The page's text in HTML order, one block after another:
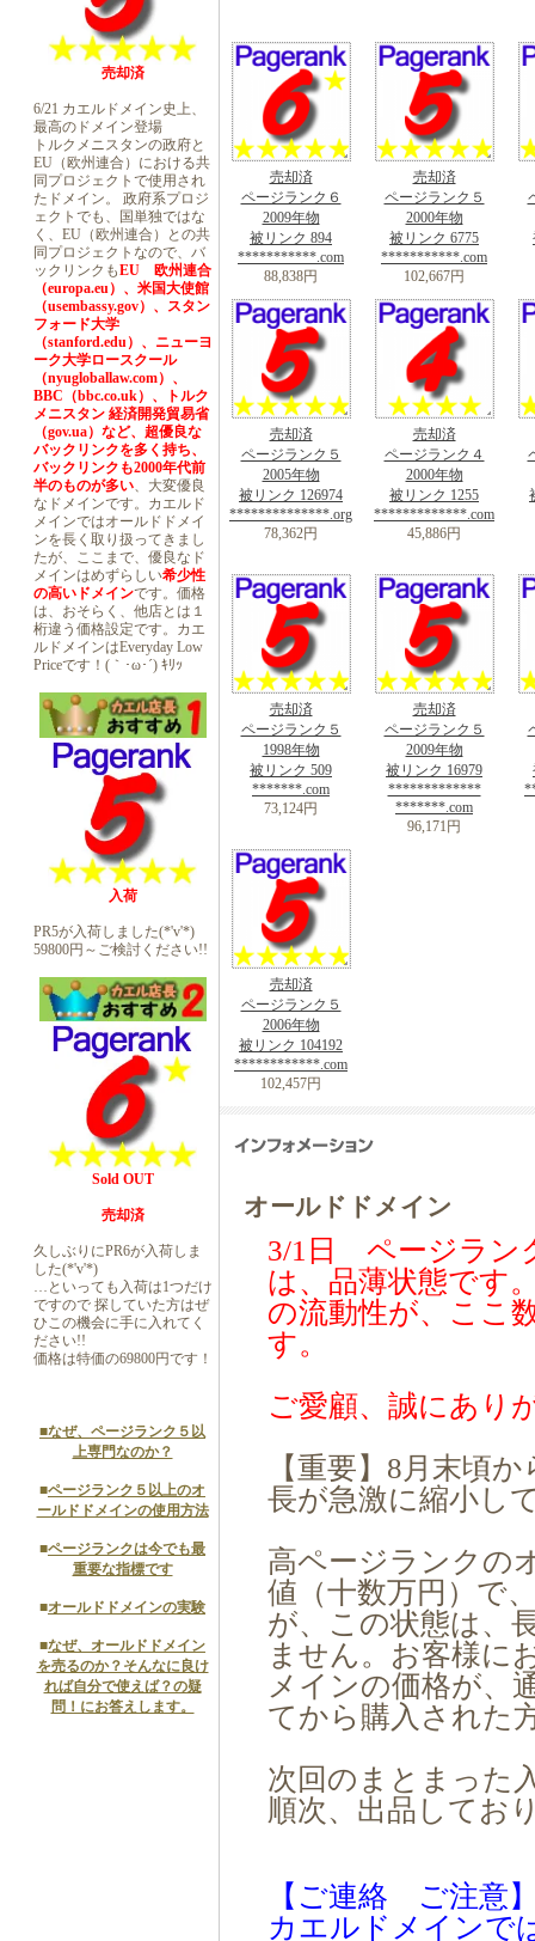
売却済
6/21 カエルドメイン史上、
最高のドメイン登場
トルクメニスタンの政府と
EU（欧州連合）における共
同プロジェクトで使用され
たドメイン。 政府系プロジ
ェクトでも、国単独ではな
く、EU（欧州連合）との共
同プロジェクトなので、バ
ックリンクもEU 欧州連合
（europa.eu）、米国大使館
（usembassy.gov）、スタン
フォード大学
（stanford.edu）、ニューヨ
ーク大学ロースクール
（nyugloballaw.com）、
BBC（bbc.co.uk）、トルク
メニスタン 経済開発貿易省
（gov.ua）など、超優良な
バックリンクを多く持ち、
バックリンクも2000年代前
半のものが多い、大変優良
なドメインです。カエルド
メインではオールドドメイ
ンを長く取り扱ってきまし
たが、ここまで、優良なド
メインはめずらしい希少性
の高いドメインです。価格
は、おそらく、他店とは１
桁違う価格設定です。カエ
ルドメインはEveryday Low
Priceです！(｀･ω･´) ｷﾘｯ
入荷
PR5が入荷しました(*'v'*)
59800円～ご検討ください!!
Sold OUT
売却済
久しぶりにPR6が入荷しま
した(*'v'*)
…といっても入荷は1つだけ
ですので 探していた方はぜ
ひこの機会に手に入れてく
ださい!!
価格は特価の69800円です！
■なぜ、ページランク５以
上専門なのか？
■ページランク５以上のオ
ールドドメインの使用方法
■ページランクは今でも最
重要な指標です
■オールドドメインの実験
■なぜ、オールドドメイン
を売るのか？そんなに良け
れば自分で使えば？の疑
問！にお答えします。
売却済
ページランク６
2009年物
被リンク 894
***********.com
88,838円
売却済
ページランク５
2000年物
被リンク 6775
***********.com
102,667円
売却済
ページランク５
2005年物
被リンク 126974
**************.org
78,362円
売却済
ページランク４
2000年物
被リンク 1255
*************.com
45,886円
売却済
ページランク５
1998年物
被リンク 509
*******.com
73,124円
売却済
ページランク５
2009年物
被リンク 16979
*************
*******.com
96,171円
売却済
ページランク５
2006年物
被リンク 104192
************.com
102,457円
オールドドメイン
3/1日 ページラン
は、品薄状態です
の流動性が、ここ
す。
ご愛顧、誠にあり
【重要】8月末頃
長が急激に縮小し
高ページランクの
値（十数万円）で
が、この状態は、
ません。お客様に
メインの価格が、
てから購入された
次回のまとまった
順次、出品してお
【ご連絡 ご注意
カエルドメインで